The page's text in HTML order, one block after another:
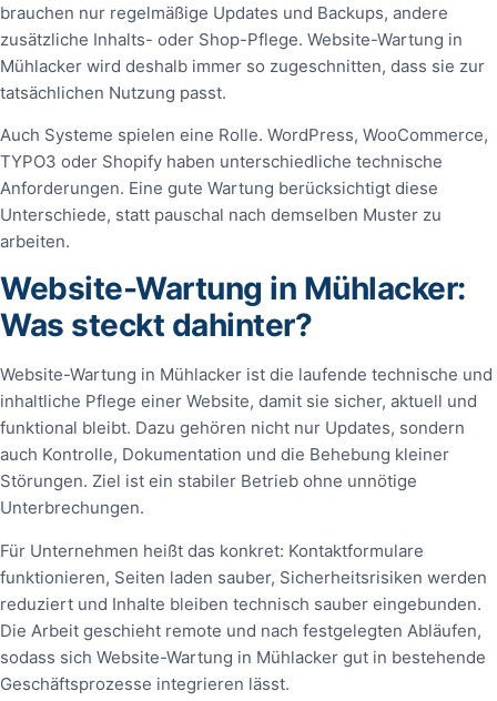
brauchen nur regelmäßige Updates und Backups, andere
zusätzliche Inhalts- oder Shop-Pflege. Website-Wartung in
Mühlacker wird deshalb immer so zugeschnitten, dass sie zur
tatsächlichen Nutzung passt.
Auch Systeme spielen eine Rolle. WordPress, WooCommerce,
TYPO3 oder Shopify haben unterschiedliche technische
Anforderungen. Eine gute Wartung berücksichtigt diese
Unterschiede, statt pauschal nach demselben Muster zu
arbeiten.
Website-Wartung in Mühlacker:
Was steckt dahinter?
Website-Wartung in Mühlacker ist die laufende technische und
inhaltliche Pflege einer Website, damit sie sicher, aktuell und
funktional bleibt. Dazu gehören nicht nur Updates, sondern
auch Kontrolle, Dokumentation und die Behebung kleiner
Störungen. Ziel ist ein stabiler Betrieb ohne unnötige
Unterbrechungen.
Für Unternehmen heißt das konkret: Kontaktformulare
funktionieren, Seiten laden sauber, Sicherheitsrisiken werden
reduziert und Inhalte bleiben technisch sauber eingebunden.
Die Arbeit geschieht remote und nach festgelegten Abläufen,
sodass sich Website-Wartung in Mühlacker gut in bestehende
Geschäftsprozesse integrieren lässt.